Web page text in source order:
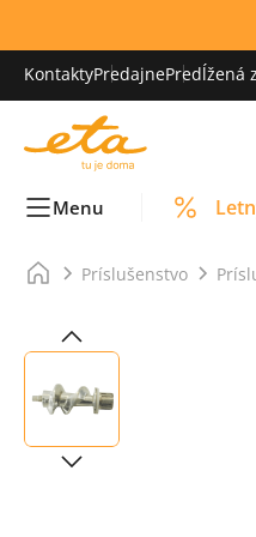
KontaktyPredajnePredĺžená
Menu
Príslušenstvo